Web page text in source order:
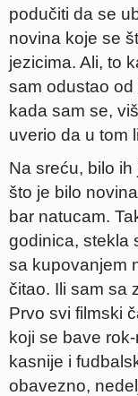
podučiti da se
novina koje se
jezicima. Ali, to
sam odustao
kada sam se,
uverio da u tom
Na sreću, bilo
što je bilo
bar natucam.
godinica, stekla
sa kupovanjem
čitao. Ili sam sa
Prvo svi filmski
koji se bave
kasnije i
obavezno,